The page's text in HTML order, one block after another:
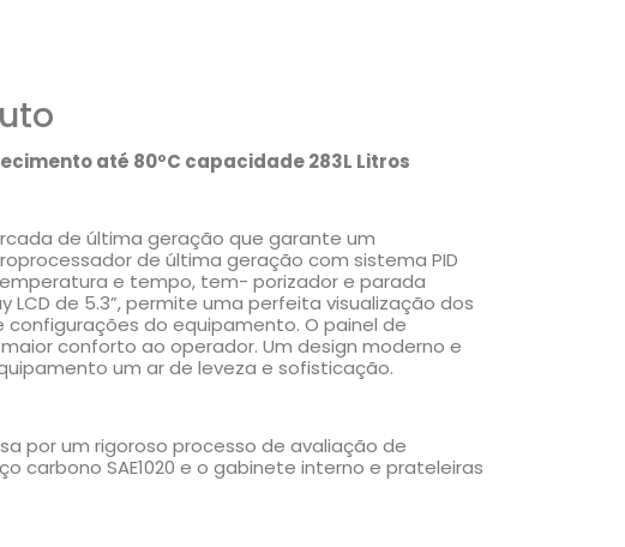
até 80ºC capacidade 283L Litros
de última geração que garante um
de última geração com sistema PID
e tempo, tem- porizador e parada
de 5.3”, permite uma perfeita visualização dos
do equipamento. O painel de
conforto ao operador. Um design moderno e
um ar de leveza e sofisticação.
por um rigoroso processo de avaliação de
carbono SAE1020 e o gabinete interno e prateleiras